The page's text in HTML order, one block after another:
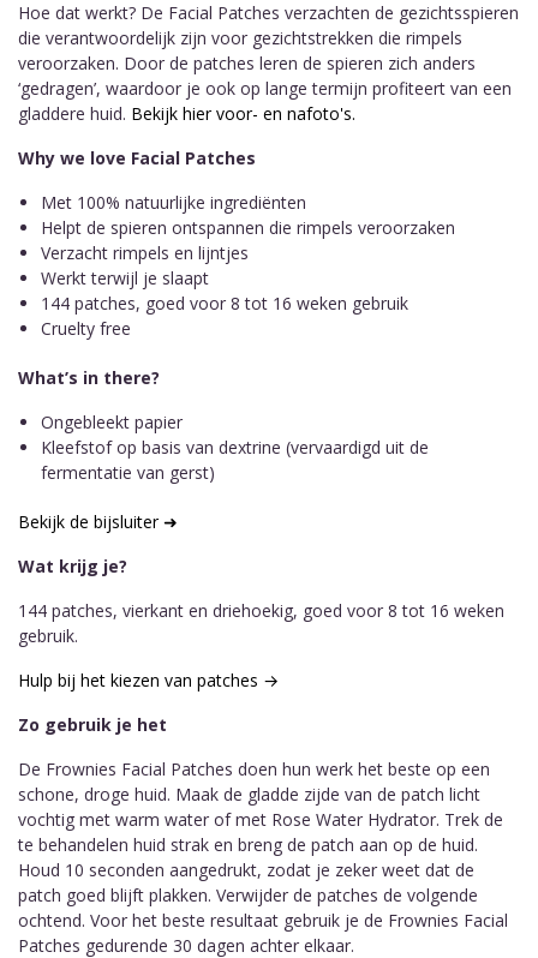
Hoe dat werkt? De Facial Patches verzachten de gezichtsspieren
die verantwoordelijk zijn voor gezichtstrekken die rimpels
veroorzaken. Door de patches leren de spieren zich anders
‘gedragen’, waardoor je ook op lange termijn profiteert van een
gladdere huid. Bekijk hier voor- en nafoto's.
Why we love Facial Patches
Met 100% natuurlijke ingrediënten
Helpt de spieren ontspannen die rimpels veroorzaken
Verzacht rimpels en lijntjes
Werkt terwijl je slaapt
144 patches, goed voor 8 tot 16 weken gebruik
Cruelty free​
What’s in there?
Ongebleekt papier
Kleefstof op basis van dextrine (vervaardigd uit de
fermentatie van gerst)
Bekijk de bijsluiter ➜
Wat krijg je?
144 patches, vierkant en driehoekig, goed voor 8 tot 16 weken
gebruik.
Hulp bij het kiezen van patches →
Zo gebruik je het
De Frownies Facial Patches doen hun werk het beste op een
schone, droge huid. Maak de gladde zijde van de patch licht
vochtig met warm water of met Rose Water Hydrator. Trek de
te behandelen huid strak en breng de patch aan op de huid.
Houd 10 seconden aangedrukt, zodat je zeker weet dat de
patch goed blijft plakken. Verwijder de patches de volgende
ochtend. Voor het beste resultaat gebruik je de Frownies Facial
Patches gedurende 30 dagen achter elkaar.